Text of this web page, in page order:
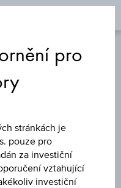
pro
stránkách je
pouze pro
za investiční
vztahující
investiční